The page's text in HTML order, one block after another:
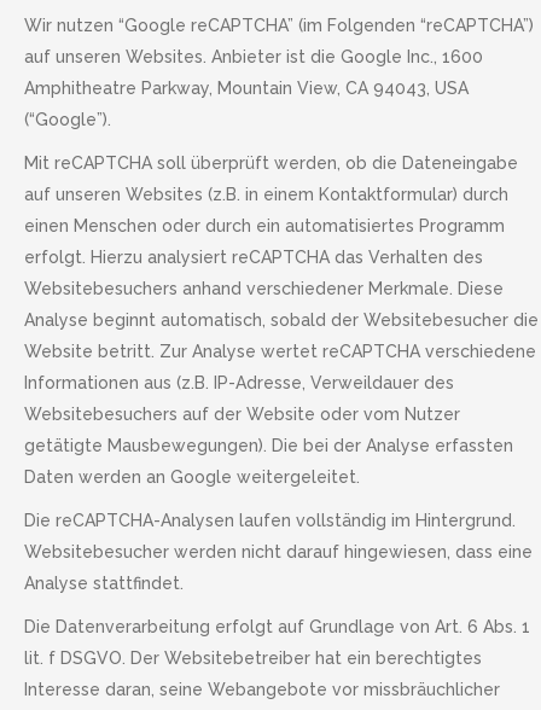
Wir nutzen “Google reCAPTCHA” (im Folgenden “reCAPTCHA”)
auf unseren Websites. Anbieter ist die Google Inc., 1600
Amphitheatre Parkway, Mountain View, CA 94043, USA
(“Google”).
Mit reCAPTCHA soll überprüft werden, ob die Dateneingabe
auf unseren Websites (z.B. in einem Kontaktformular) durch
einen Menschen oder durch ein automatisiertes Programm
erfolgt. Hierzu analysiert reCAPTCHA das Verhalten des
Websitebesuchers anhand verschiedener Merkmale. Diese
Analyse beginnt automatisch, sobald der Websitebesucher die
Website betritt. Zur Analyse wertet reCAPTCHA verschiedene
Informationen aus (z.B. IP-Adresse, Verweildauer des
Websitebesuchers auf der Website oder vom Nutzer
getätigte Mausbewegungen). Die bei der Analyse erfassten
Daten werden an Google weitergeleitet.
Die reCAPTCHA-Analysen laufen vollständig im Hintergrund.
Websitebesucher werden nicht darauf hingewiesen, dass eine
Analyse stattfindet.
Die Datenverarbeitung erfolgt auf Grundlage von Art. 6 Abs. 1
lit. f DSGVO. Der Websitebetreiber hat ein berechtigtes
Interesse daran, seine Webangebote vor missbräuchlicher